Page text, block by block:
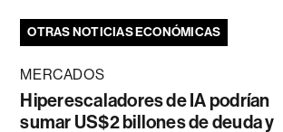
OTRAS NOTICIAS ECONÓMICAS
MERCADOS
Hiperescaladores de IA podrían
sumar US$2 billones de deuda y